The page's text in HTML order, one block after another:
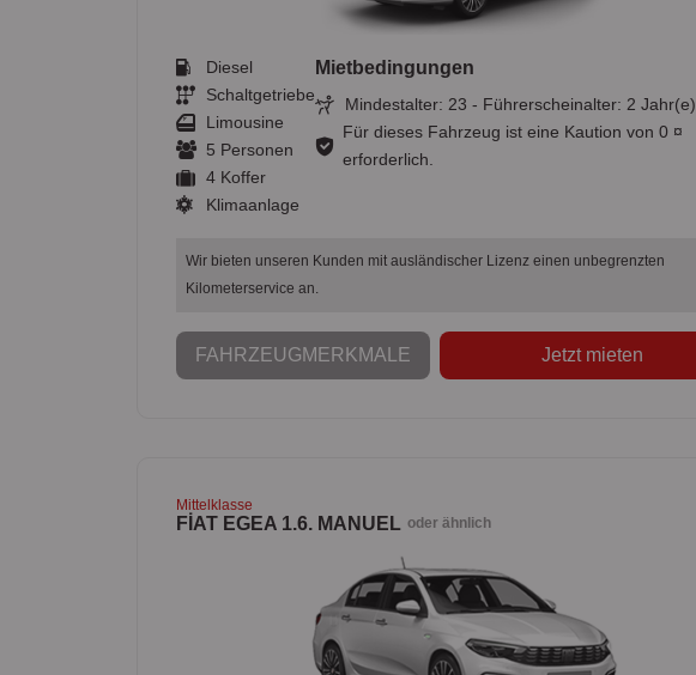
Diesel
Schaltgetriebe
Limousine
5 Personen
4 Koffer
Klimaanlage
Mietbedingungen
Mindestalter: 23 - Führerscheinalter: 2 Jahr(e)
Für dieses Fahrzeug ist eine Kaution von 0 ¤
erforderlich.
Wir bieten unseren Kunden mit ausländischer Lizenz einen unbegrenzten
Kilometerservice an.
FAHRZEUGMERKMALE Jetzt mieten
Mittelklasse
FİAT EGEA 1.6. MANUEL oder ähnlich